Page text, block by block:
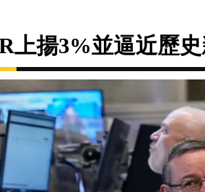
上揚3%並逼近歷史